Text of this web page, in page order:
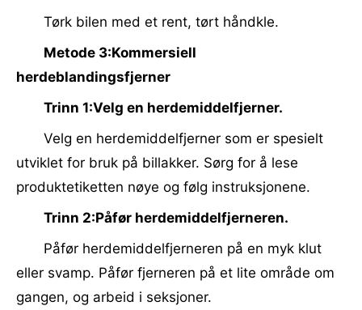
Tørk bilen med et rent, tørt håndkle.
Metode 3:Kommersiell
herdeblandingsfjerner
Trinn 1:Velg en herdemiddelfjerner.
Velg en herdemiddelfjerner som er spesielt
utviklet for bruk på billakker. Sørg for å lese
produktetiketten nøye og følg instruksjonene.
Trinn 2:Påfør herdemiddelfjerneren.
Påfør herdemiddelfjerneren på en myk klut
eller svamp. Påfør fjerneren på et lite område om
gangen, og arbeid i seksjoner.